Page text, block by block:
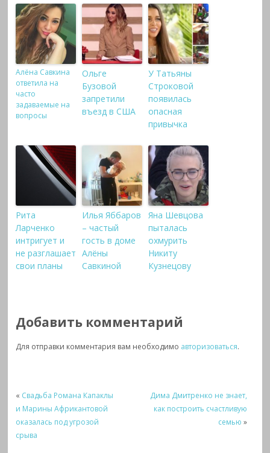
Алёна Савкина
ответила на
часто
задаваемые на
вопросы
Ольге
Бузовой
запретили
въезд в США
У Татьяны
Строковой
появилась
опасная
привычка
Рита
Ларченко
интригует и
не разглашает
свои планы
Илья Яббаров
– частый
гость в доме
Алёны
Савкиной
Яна Шевцова
пыталась
охмурить
Никиту
Кузнецову
Добавить комментарий
Для отправки комментария вам необходимо авторизоваться.
« Свадьба Романа Капаклы
и Марины Африкантовой
оказалась под угрозой
срыва
Дима Дмитренко не знает,
как построить счастливую
семью »